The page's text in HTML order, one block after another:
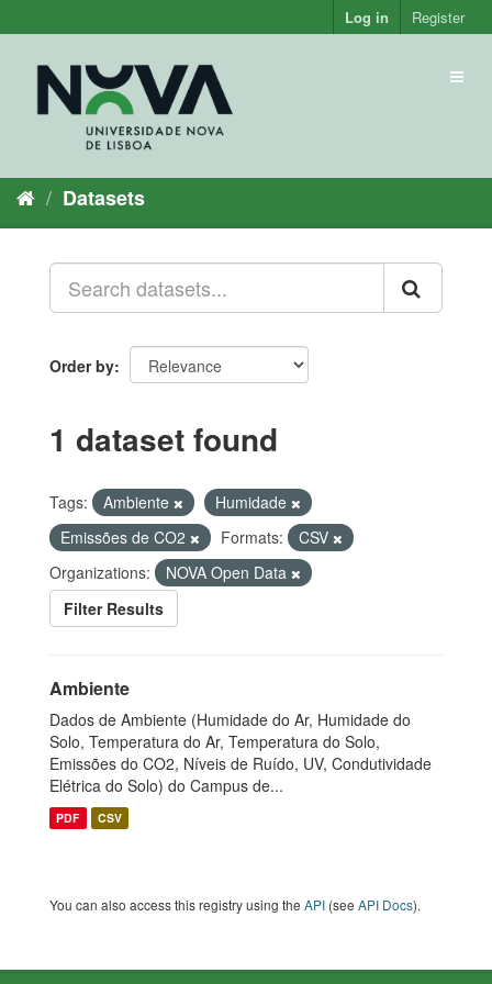
to
Log in Register
Datasets
Order by
1 dataset found
Tags: Ambiente
Humidade
Emissões de CO2
Formats:
CSV
Organizations:
NOVA Open Data
Filter Results
Ambiente
Dados de Ambiente (Humidade do Ar, Humidade do
Solo, Temperatura do Ar, Temperatura do Solo,
Emissões do CO2, Níveis de Ruído, UV, Condutividade
Elétrica do Solo) do Campus de...
PDF CSV
You can also access this registry using the API (see API Docs).